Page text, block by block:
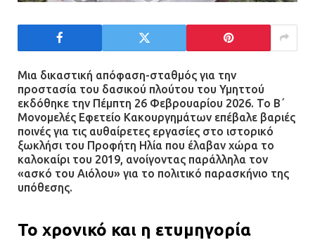
Μια δικαστική απόφαση-σταθμός για την
προστασία του δασικού πλούτου του Υμηττού
εκδόθηκε την Πέμπτη 26 Φεβρουαρίου 2026. Το Β΄
Μονομελές Εφετείο Κακουργημάτων επέβαλε βαριές
ποινές για τις αυθαίρετες εργασίες στο ιστορικό
ξωκλήσι του Προφήτη Ηλία που έλαβαν χώρα το
καλοκαίρι του 2019, ανοίγοντας παράλληλα τον
«ασκό του Αιόλου» για το πολιτικό παρασκήνιο της
υπόθεσης.
Το χρονικό και η ετυμηγορία